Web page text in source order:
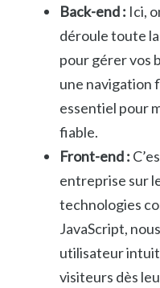
Back-end : Ici,
déroule toute
pour gérer vos
une navigation
essentiel pour
fiable.
Front-end :
entreprise sur
technologies
JavaScript,
utilisateur
visiteurs dès